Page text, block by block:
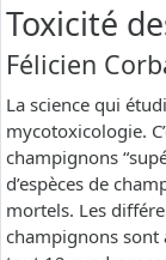
Toxicité
Félicien
La science qui
mycotoxicologie.
champignons
d’espèces de
mortels. Les
champignons sont